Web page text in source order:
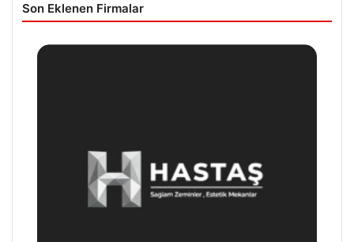
Son Eklenen Firmalar